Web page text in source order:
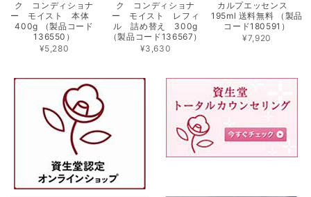
ク コンディショナ
ー モイスト 本体
400g （製品コード
136550）
¥5,280
ク コンディショナ
ー モイスト レフィ
ル 詰め替え 300g
（製品コード136567）
¥3,630
カルプエッセンス
195ml 送料無料 （製品
コード180591）
¥7,920